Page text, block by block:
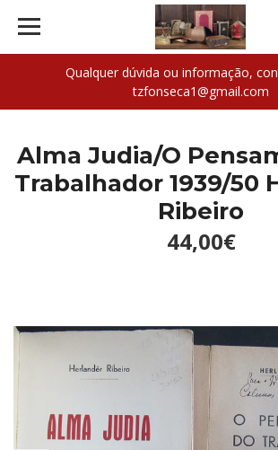
Qualquer dúvida ou informação,
tzfonseca1@gmail.com
Alma Judia/O
Trabalhador 1939/50
Ribeiro
44,00€